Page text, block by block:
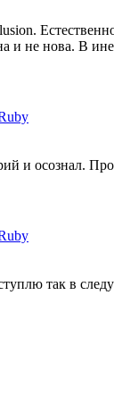
и не нова. В
и осознал.
так в